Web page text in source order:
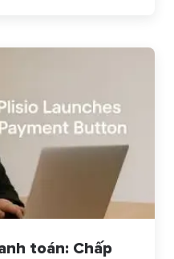
toán: Chấp